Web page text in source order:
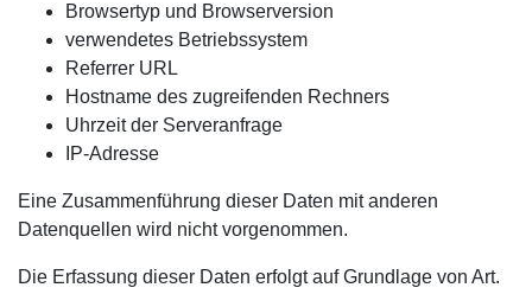
Browsertyp und Browserversion
verwendetes Betriebssystem
Referrer URL
Hostname des zugreifenden Rechners
Uhrzeit der Serveranfrage
IP-Adresse
Eine Zusammenführung dieser Daten mit anderen
Datenquellen wird nicht vorgenommen.
Die Erfassung dieser Daten erfolgt auf Grundlage von Art.